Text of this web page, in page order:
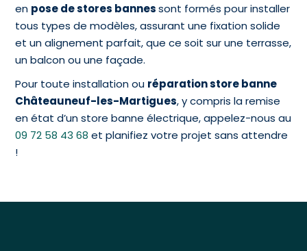
en pose de stores bannessont formés pour installer
tous types de modèles, assurant une fixation solide
et un alignement parfait, que ce soit sur une terrasse,
un balcon ou une façade.
Pour toute installation ou réparation store banne
Châteauneuf-les-Martigues, y compris la remise
en état d’un store banne électrique, appelez-nous au
09 72 58 43 68 et planifiez votre projet sans attendre
!